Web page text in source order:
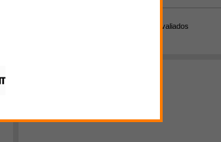
Melhor avaliados